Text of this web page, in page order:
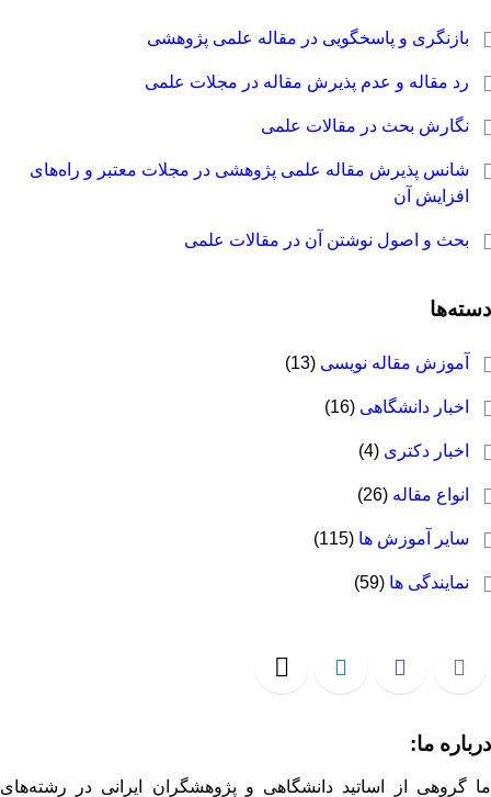
بازنگری و پاسخگویی در مقاله علمی پژوهشی
رد مقاله و عدم پذیرش مقاله در مجلات علمی
نگارش بحث در مقالات علمی
شانس پذیرش مقاله علمی پژوهشی در مجلات معتبر و راه‌های
افزایش آن
بحث و اصول نوشتن آن در مقالات علمی
دسته‌ها
آموزش مقاله نویسی (13)
اخبار دانشگاهی (16)
اخبار دکتری (4)
انواع مقاله (26)
سایر آموزش ها (115)
نمایندگی ها (59)
درباره ما:
ما گروهی از اساتید دانشگاهی و پژوهشگران ایرانی در رشته‌های